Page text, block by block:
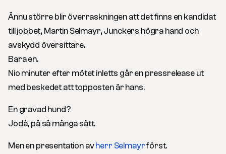
Ännu större blir överraskningen att det finns en kandidat
till jobbet, Martin Selmayr, Junckers högra hand och
avskydd översittare.
Bara en.
Nio minuter efter mötet inletts går en pressrelease ut
med beskedet att topposten är hans.
En gravad hund?
Jodå, på så många sätt.
Men en presentation avherr Selmayrförst.